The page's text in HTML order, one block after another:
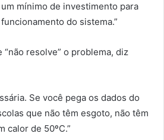
mínimo de investimento para
do sistema.”
resolve” o problema, diz
Se você pega os dados do
que não têm esgoto, não têm
calor de 50ºC.”